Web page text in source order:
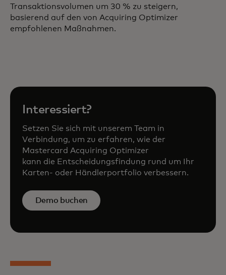
Transaktionsvolumen um 30 % zu steigern,
basierend auf den von Acquiring Optimizer
empfohlenen Maßnahmen.
Interessiert?
Setzen Sie sich mit unserem Team in
Verbindung, um zu erfahren, wie der
Mastercard Acquiring Optimizer
kann die Entscheidungsfindung rund um Ihr
Karten- oder Händlerportfolio verbessern.
Demo buchen